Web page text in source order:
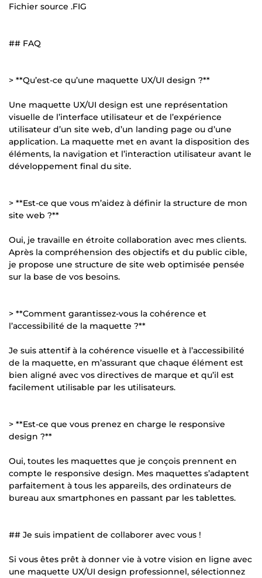
Fichier source .FIG
## FAQ
> **Qu’est-ce qu’une maquette UX/UI design ?**
Une maquette UX/UI design est une représentation
visuelle de l’interface utilisateur et de l’expérience
utilisateur d’un site web, d’un landing page ou d’une
application. La maquette met en avant la disposition des
éléments, la navigation et l’interaction utilisateur avant le
développement final du site.
> **Est-ce que vous m’aidez à définir la structure de mon
site web ?**
Oui, je travaille en étroite collaboration avec mes clients.
Après la compréhension des objectifs et du public cible,
je propose une structure de site web optimisée pensée
sur la base de vos besoins.
> **Comment garantissez-vous la cohérence et
l’accessibilité de la maquette ?**
Je suis attentif à la cohérence visuelle et à l’accessibilité
de la maquette, en m’assurant que chaque élément est
bien aligné avec vos directives de marque et qu’il est
facilement utilisable par les utilisateurs.
> **Est-ce que vous prenez en charge le responsive
design ?**
Oui, toutes les maquettes que je conçois prennent en
compte le responsive design. Mes maquettes s’adaptent
parfaitement à tous les appareils, des ordinateurs de
bureau aux smartphones en passant par les tablettes.
## Je suis impatient de collaborer avec vous !
Si vous êtes prêt à donner vie à votre vision en ligne avec
une maquette UX/UI design professionnel, sélectionnez